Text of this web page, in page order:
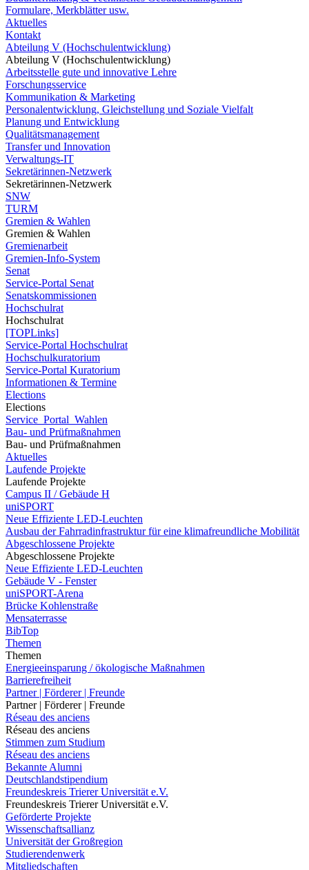
Formulare, Merkblätter usw.
Aktuelles
Kontakt
Abteilung V (Hochschulentwicklung)
Abteilung V (Hochschulentwicklung)
Arbeitsstelle gute und innovative Lehre
Forschungsservice
Kommunikation & Marketing
Personalentwicklung, Gleichstellung und Soziale Vielfalt
Planung und Entwicklung
Qualitätsmanagement
Transfer und Innovation
Verwaltungs-IT
Sekretärinnen-Netzwerk
Sekretärinnen-Netzwerk
SNW
TURM
Gremien & Wahlen
Gremien & Wahlen
Gremienarbeit
Gremien-Info-System
Senat
Service-Portal Senat
Senatskommissionen
Hochschulrat
Hochschulrat
[TOPLinks]
Service-Portal Hochschulrat
Hochschulkuratorium
Service-Portal Kuratorium
Informationen & Termine
Elections
Elections
Service_Portal_Wahlen
Bau- und Prüfmaßnahmen
Bau- und Prüfmaßnahmen
Aktuelles
Laufende Projekte
Laufende Projekte
Campus II / Gebäude H
uniSPORT
Neue Effiziente LED-Leuchten
Ausbau der Fahrradinfrastruktur für eine klimafreundliche Mobilität
Abgeschlossene Projekte
Abgeschlossene Projekte
Neue Effiziente LED-Leuchten
Gebäude V - Fenster
uniSPORT-Arena
Brücke Kohlenstraße
Mensaterrasse
BibTop
Themen
Themen
Energieeinsparung / ökologische Maßnahmen
Barrierefreiheit
Partner | Förderer | Freunde
Partner | Förderer | Freunde
Réseau des anciens
Réseau des anciens
Stimmen zum Studium
Réseau des anciens
Bekannte Alumni
Deutschlandstipendium
Freundeskreis Trierer Universität e.V.
Freundeskreis Trierer Universität e.V.
Geförderte Projekte
Wissenschaftsallianz
Universität der Großregion
Studierendenwerk
Mitgliedschaften